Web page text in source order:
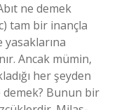
ne demek
tam bir inançla
yasaklarına
Ancak mümin,
her şeyden
demek? Bunun bir